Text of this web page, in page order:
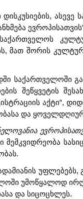
ასევე
ევროპისათვის“
მათ შორის
საქართველოში
შეწყვეტის
აქტი“,
და
უფლებებს,
უმოწყალოდ
და სიცოცხლეს.